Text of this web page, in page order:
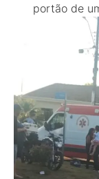
portão de